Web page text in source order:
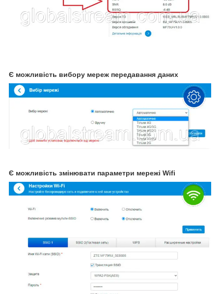
Є можливість вибору мереж передавання даних
Є можливість змінювати параметри мережі Wifi